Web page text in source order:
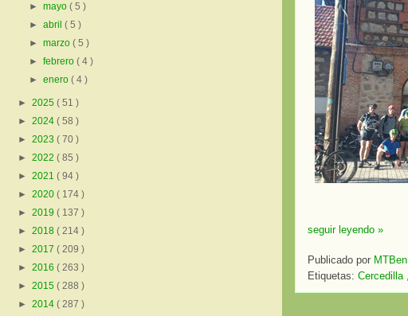
seguir leyendo »
Publicado por
Etiquetas: Cercedilla ,
►mayo( 5 )
►abril( 5 )
►marzo( 5 )
►febrero( 4 )
►enero( 4 )
► 2025 ( 51 )
► 2024 ( 58 )
► 2023 ( 70 )
► 2022 ( 85 )
► 2021 ( 94 )
► 2020 ( 174 )
► 2019 ( 137 )
► 2018 ( 214 )
► 2017 ( 209 )
► 2016 ( 263 )
► 2015 ( 288 )
► 2014 ( 287 )